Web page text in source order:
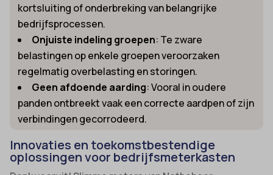
kortsluiting of onderbreking van belangrijke
bedrijfsprocessen.
Onjuiste indeling groepen: Te zware
belastingen op enkele groepen veroorzaken
regelmatig overbelasting en storingen.
Geen afdoende aarding: Vooral in oudere
panden ontbreekt vaak een correcte aardpen of zijn
verbindingen gecorrodeerd.
Innovaties en toekomstbestendige
oplossingen voor bedrijfsmeterkasten